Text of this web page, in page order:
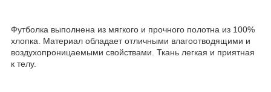
Футболка выполнена из мягкого и прочного полотна из 100%
хлопка. Материал обладает отличными влагоотводящими и
воздухопроницаемыми свойствами. Ткань легкая и приятная
к телу.